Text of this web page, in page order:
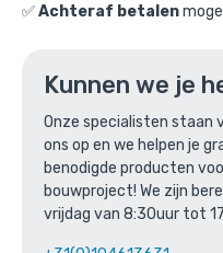
✅Achteraf betalen
Kunnen we je
Onze specialisten staan
ons op en we helpen je
benodigde producten
bouwproject! We zijn
vrijdag van 8:30uur tot
Ga naar
Bovenstaande
gecombineerd